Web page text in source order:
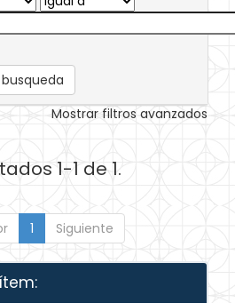
Mostrar filtros avanzados
1-1 de 1.
1 Siguiente